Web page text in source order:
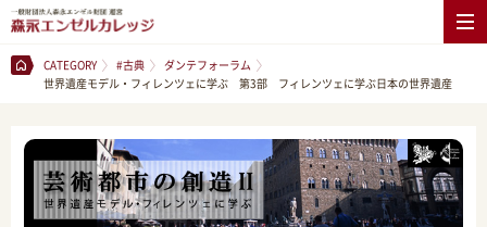
CATEGORY #古典
ダンテフォーラム
世界遺産モデル・フィレンツェに学ぶ 第3部 フィレンツェに学ぶ日本の世界遺産